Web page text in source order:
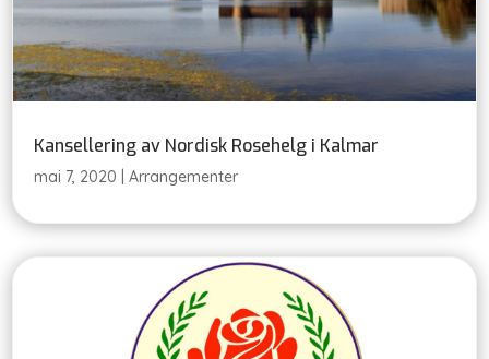
Kansellering av Nordisk Rosehelg i Kalmar
mai 7, 2020 |Arrangementer